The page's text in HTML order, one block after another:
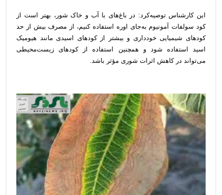
این کارشناس توصیه‌کرد: در باغ‌های با آب و خاک شور، بهتر است از
کود سولفات آمونیوم به‌جای اوره استفاده کنیم، از مصرف بیش از حد
کودهای شیمیایی خودداری و بیشتر از کودهای اسیدی مانند هیومیک
اسید استفاده شود و همچنین استفاده از کودهای زیست‌محیطی
می‌تواند در کاهش اثرات شوری مؤثر باشد.